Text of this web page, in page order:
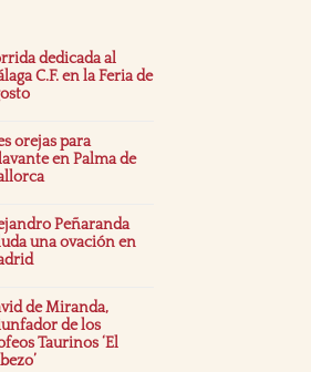
dedicada al
C.F. en la Feria de
orejas para
en Palma de
Peñaranda
una ovación en
de Miranda,
de los
Taurinos ‘El